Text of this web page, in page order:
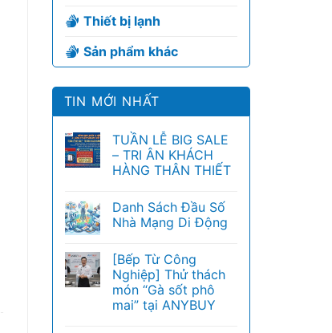
Thiết bị lạnh
Sản phẩm khác
TIN MỚI NHẤT
TUẦN LỄ BIG SALE
– TRI ÂN KHÁCH
HÀNG THÂN THIẾT
Danh Sách Đầu Số
Nhà Mạng Di Động
[Bếp Từ Công
Nghiệp] Thử thách
món “Gà sốt phô
mai” tại ANYBUY